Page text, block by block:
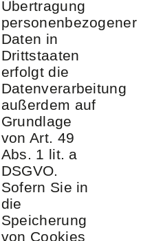
Übertragung
personenbezogener
Daten in
Drittstaaten
erfolgt die
Datenverarbeitung
außerdem auf
Grundlage
von Art. 49
Abs. 1 lit. a
DSGVO.
Sofern Sie in
die
Speicherung
von Cookies